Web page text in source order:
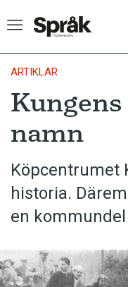
Hem
Artiklar
Krönikor
Språkfrågor
Skrivtips
Kviss
ARTIKLAR
namn
Köpcentrumet
historia.
en